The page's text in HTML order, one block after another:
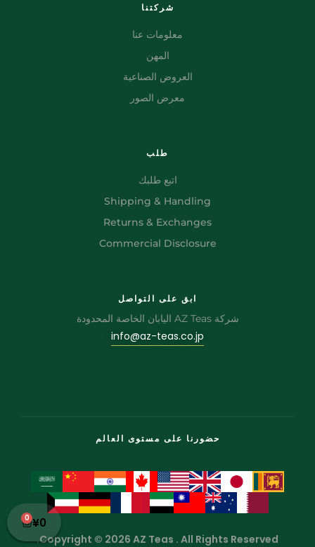
¥0
0
شركتنا
معلومات عنا
المهن
العروض الصناعية
معرض الصور
طلب
اتبع طلبك
Shipping & Handling
Returns & Exchanges
Commercial Disclosure
ابق على التواصل
شركة AZ Teas اليابان الخاصة المحدودة
info@az-teas.co.jp
حضورنا على مستوى العالم
Copyright © 2026 AZ Teas . All Rights Reserved.